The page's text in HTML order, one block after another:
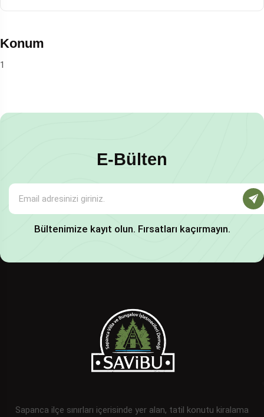
Konum
1
E-Bülten
Bültenimize kayıt olun. Fırsatları kaçırmayın.
Sapanca ilçe sınırları içerisinde yer alan, tatil konutu kiralama